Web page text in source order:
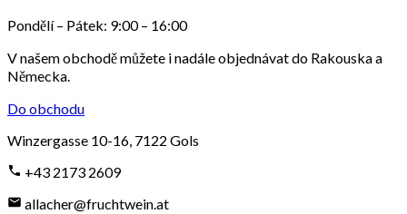
Pondělí – Pátek: 9:00 – 16:00
V našem obchodě můžete i nadále objednávat do Rakouska a
Německa.
Do obchodu
Winzergasse 10-16, 7122 Gols
+43 2173 2609
allacher@fruchtwein.at